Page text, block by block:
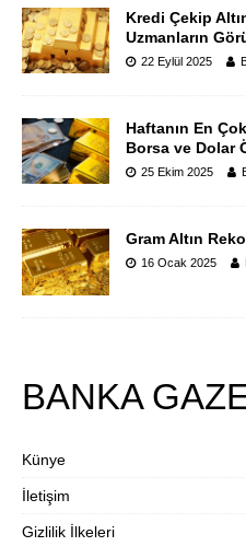
Kredi Çekip
Uzmanların
22 Eylül 2025
Haftanın En
Borsa ve Dolar
25 Ekim 2025
Gram Altın
16 Ocak 2025
BANKA
Künye
İletişim
Gizlilik İlkeleri